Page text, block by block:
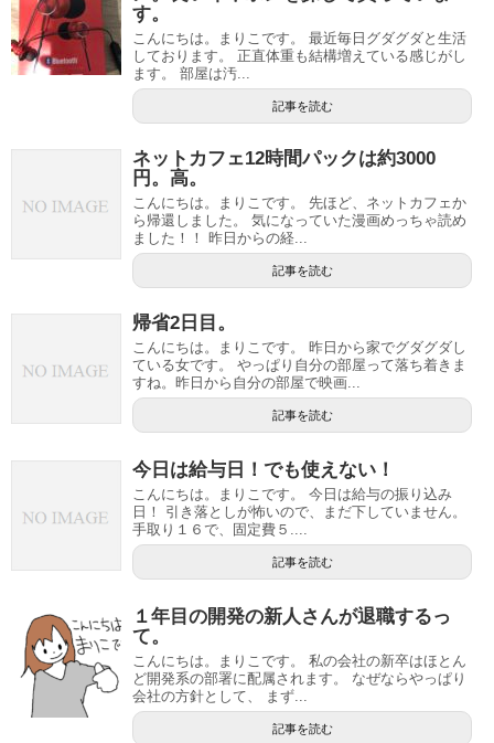
す。
こんにちは。まりこです。 最近毎日グダグダと生活
しております。 正直体重も結構増えている感じがし
ます。 部屋は汚...
記事を読む
ネットカフェ12時間パックは約3000
円。高。
こんにちは。まりこです。 先ほど、ネットカフェか
ら帰還しました。 気になっていた漫画めっちゃ読め
ました！！ 昨日からの経...
記事を読む
帰省2日目。
こんにちは。まりこです。 昨日から家でグダグダし
ている女です。 やっぱり自分の部屋って落ち着きま
すね。昨日から自分の部屋で映画...
記事を読む
今日は給与日！でも使えない！
こんにちは。まりこです。 今日は給与の振り込み
日！ 引き落としが怖いので、まだ下していません。
手取り１６で、固定費５....
記事を読む
１年目の開発の新人さんが退職するっ
て。
こんにちは。まりこです。 私の会社の新卒はほとん
ど開発系の部署に配属されます。 なぜならやっぱり
会社の方針として、 まず...
記事を読む